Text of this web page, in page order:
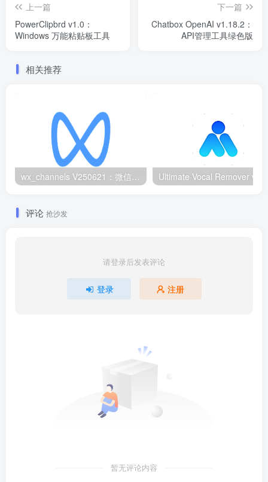
上一篇
PowerClipbrd v1.0：
Windows 万能粘贴板工具
下一篇
Chatbox OpenAI v1.18.2：
API管理工具绿色版
相关推荐
wx_channels V250621：微信视频号下载工具|支持Win/macOS
评论 抢沙发
请登录后发表评论
登录 注册
暂无评论内容